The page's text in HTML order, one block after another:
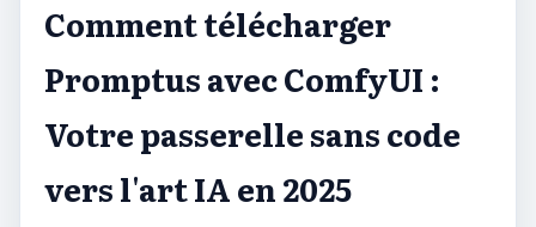
Comment télécharger
Promptus avec ComfyUI :
Votre passerelle sans code
vers l'art IA en 2025